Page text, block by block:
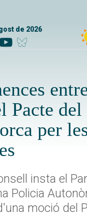
de 2026
Pacte
per
insta el
Policia
moció del